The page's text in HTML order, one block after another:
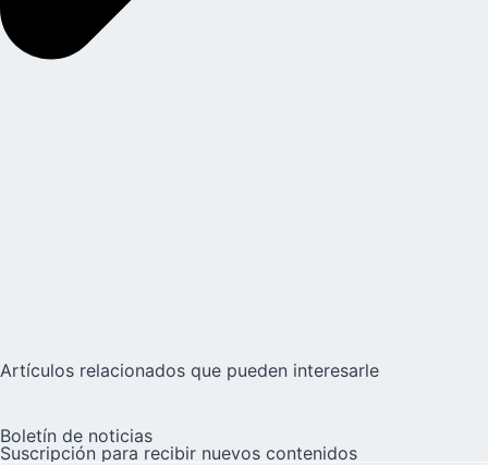
Artículos relacionados que pueden interesarle
Boletín de noticias
Suscripción para recibir nuevos contenidos